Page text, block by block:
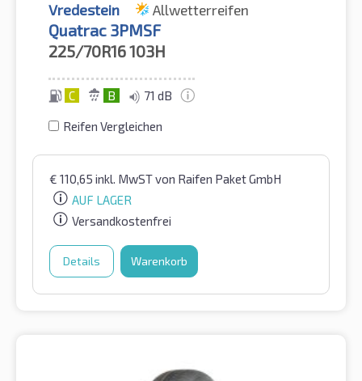
Vredestein Allwetterreifen
Quatrac 3PMSF
225/70R16103H
C B 71 dB
Reifen Vergleichen
€ 110,65 inkl. MwSTvon Raifen Paket GmbH
AUF LAGER
Versandkostenfrei
Details Warenkorb